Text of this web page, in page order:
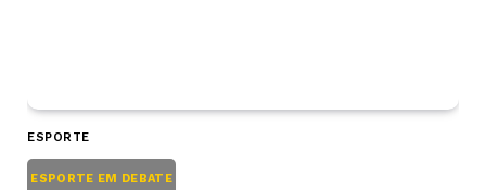
ESPORTE
ESPORTE EM DEBATE